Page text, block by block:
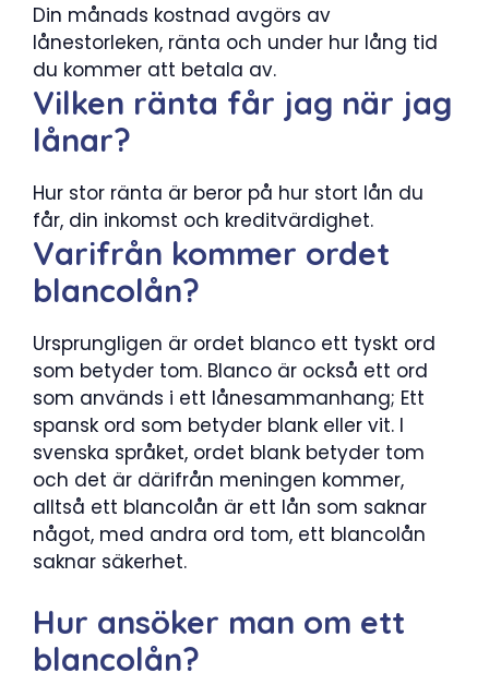
Din månads kostnad avgörs av
lånestorleken, ränta och under hur lång tid
du kommer att betala av.
Vilken ränta får jag när jag
lånar?
Hur stor ränta är beror på hur stort lån du
får, din inkomst och kreditvärdighet.
Varifrån kommer ordet
blancolån?
Ursprungligen är ordet blanco ett tyskt ord
som betyder tom. Blanco är också ett ord
som används i ett lånesammanhang; Ett
spansk ord som betyder blank eller vit. I
svenska språket, ordet blank betyder tom
och det är därifrån meningen kommer,
alltså ett blancolån är ett lån som saknar
något, med andra ord tom, ett blancolån
saknar säkerhet.
Hur ansöker man om ett
blancolån?